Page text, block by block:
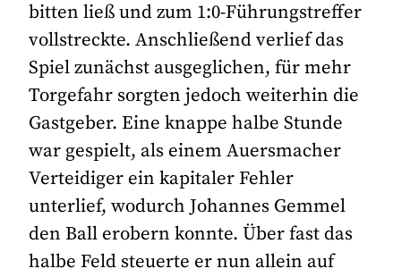
bitten ließ und zum 1:0-Führungstreffer
vollstreckte. Anschließend verlief das
Spiel zunächst ausgeglichen, für mehr
Torgefahr sorgten jedoch weiterhin die
Gastgeber. Eine knappe halbe Stunde
war gespielt, als einem Auersmacher
Verteidiger ein kapitaler Fehler
unterlief, wodurch Johannes Gemmel
den Ball erobern konnte. Über fast das
halbe Feld steuerte er nun allein auf